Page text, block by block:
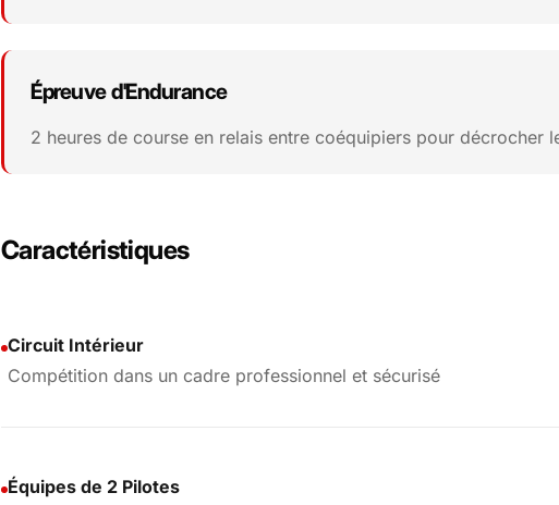
Épreuve d'Endurance
2 heures de course en relais entre coéquipiers pour décrocher
Caractéristiques
Circuit Intérieur
Compétition dans un cadre professionnel et sécurisé
Équipes de 2 Pilotes